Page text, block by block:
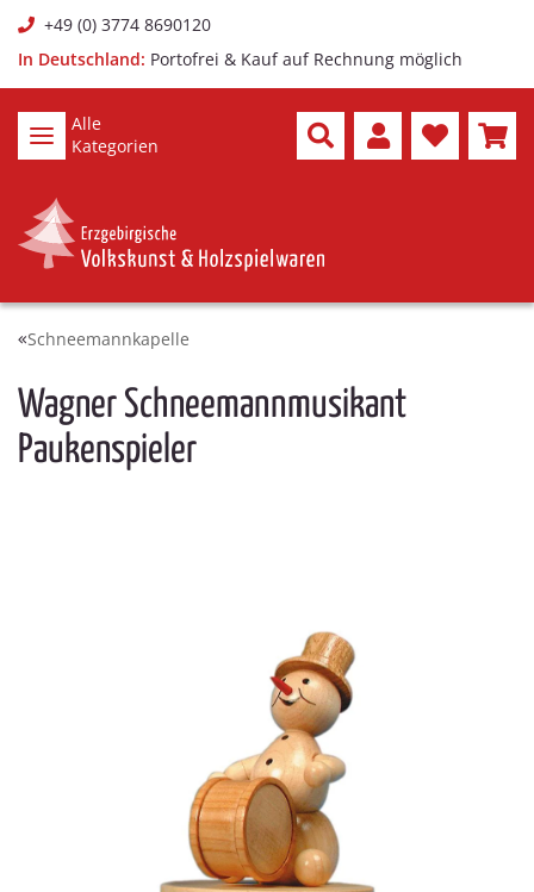
+49 (0) 3774 8690120
In Deutschland: Portofrei & Kauf auf Rechnung möglich
Alle
Kategorien
Schneemannkapelle
Wagner Schneemannmusikant
Paukenspieler